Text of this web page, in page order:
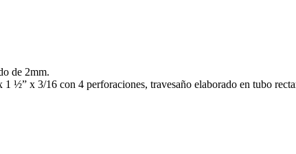
de 2mm.
½” x 3/16 con 4 perforaciones, travesaño elaborado en tubo